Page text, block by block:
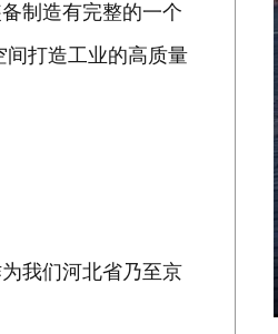
制造有完整的一个
间打造工业的高质量
我们河北省乃至京